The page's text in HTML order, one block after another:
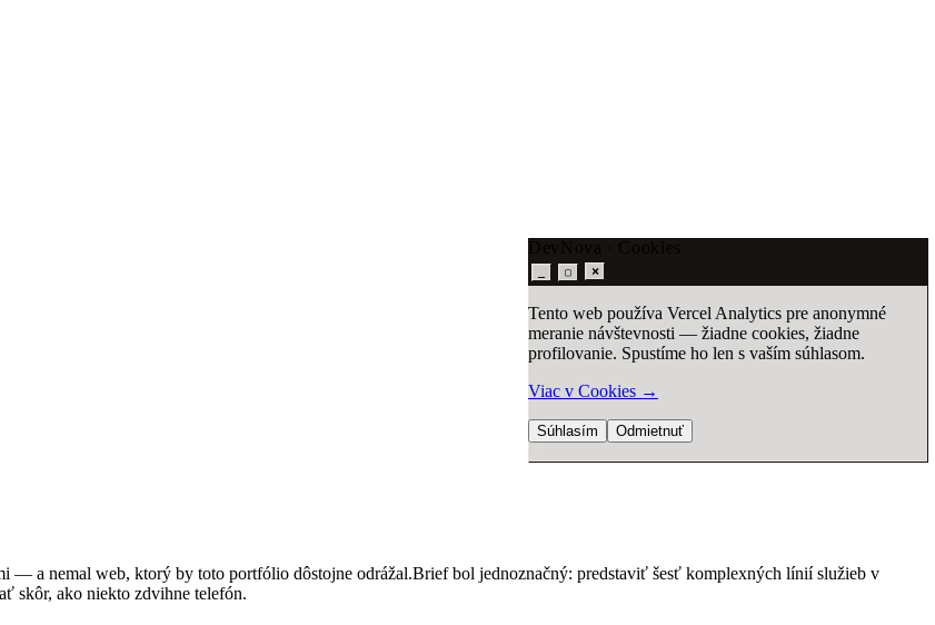
— a nemal web, ktorý by toto portfólio dôstojne odrážal.Brief bol jednoznačný: predstaviť šesť komplexných línií služieb v
skôr, ako niekto zdvihne telefón.
▢ ×
Tento web používa Vercel Analytics pre anonymné
meranie návštevnosti — žiadne cookies, žiadne
profilovanie. Spustíme ho len s vaším súhlasom.
Viac v Cookies →
Súhlasím Odmietnuť